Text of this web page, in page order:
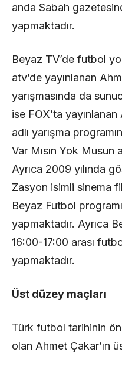
anda Sabah
yapmaktadır.
Beyaz TV’de futbol
atv’de yayınlanan
yarışmasında da
ise FOX’ta
adlı yarışma
Var Mısın Yok Musun
Ayrıca 2009 yılında
Zasyon isimli sinema
Beyaz Futbol
yapmaktadır. Ayrıca
16:00-17:00 arası
yapmaktadır.
Üst düzey maçları
Türk futbol tarihinin
olan Ahmet Çakar’ın